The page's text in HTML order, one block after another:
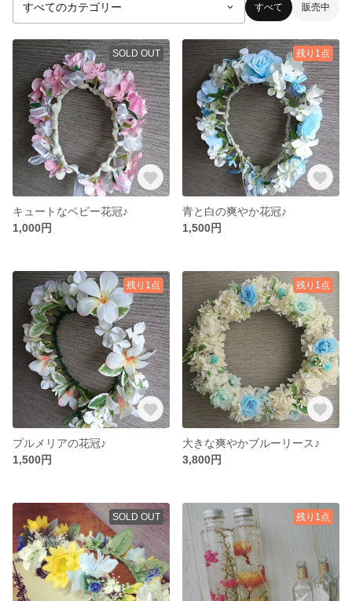
すべて 販売中
SOLD OUT
キュートなベビー花冠♪
1,000円
残り1点
青と白の爽やか花冠♪
1,500円
残り1点
プルメリアの花冠♪
1,500円
残り1点
大きな爽やかブルーリース♪
3,800円
SOLD OUT 残り1点